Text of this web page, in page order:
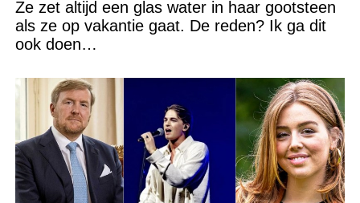
Ze zet altijd een glas water in haar gootsteen
als ze op vakantie gaat. De reden? Ik ga dit
ook doen…